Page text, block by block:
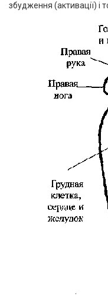
збудження (активації) і